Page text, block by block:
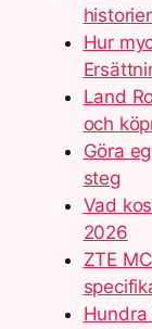
Hur
Land
och
Göra
steg
Vad
2026
ZTE